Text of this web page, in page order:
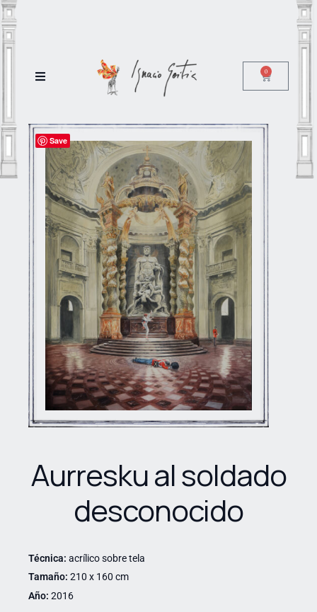
0
Save
Aurresku al soldado
desconocido
Técnica: acrílico sobre tela
Tamaño: 210 x 160 cm
Año: 2016